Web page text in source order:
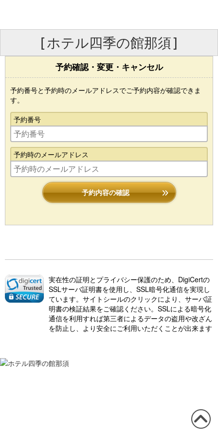
[ホテル四季の館那須]
予約確認・変更・キャンセル
予約番号と予約時のメールアドレスでご予約内容が確認できま
す。
予約番号
予約時のメールアドレス
予約内容の確認
実在性の証明とプライバシー保護のため、DigiCertの
SSLサーバ証明書を使用し、SSL暗号化通信を実現し
ています。サイトシールのクリックにより、サーバ証
明書の検証結果をご確認ください。SSLによる暗号化
通信を利用すれば第三者によるデータの盗用や改ざん
を防止し、より安全にご利用いただくことが出来ます